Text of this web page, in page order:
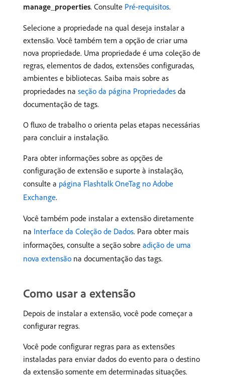
manage_properties. Consulte Pré-requisitos.
Selecione a propriedade na qual deseja instalar a
extensão. Você também tem a opção de criar uma
nova propriedade. Uma propriedade é uma coleção de
regras, elementos de dados, extensões configuradas,
ambientes e bibliotecas. Saiba mais sobre as
propriedades na seção da página Propriedades da
documentação de tags.
O fluxo de trabalho o orienta pelas etapas necessárias
para concluir a instalação.
Para obter informações sobre as opções de
configuração de extensão e suporte à instalação,
consulte a página Flashtalk OneTag no Adobe
Exchange.
Você também pode instalar a extensão diretamente
na Interface da Coleção de Dados. Para obter mais
informações, consulte a seção sobre adição de uma
nova extensão na documentação das tags.
Como usar a extensão
Depois de instalar a extensão, você pode começar a
configurar regras.
Você pode configurar regras para as extensões
instaladas para enviar dados do evento para o destino
da extensão somente em determinadas situações.